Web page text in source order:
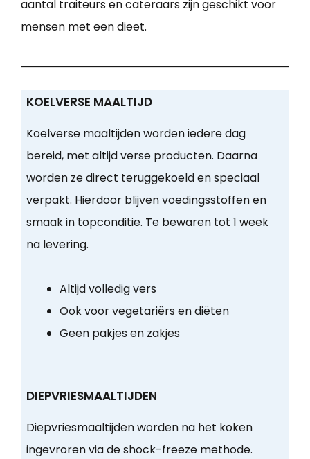
aantal traiteurs en cateraars zijn geschikt voor
mensen met een dieet.
KOELVERSE MAALTIJD
Koelverse maaltijden worden iedere dag
bereid, met altijd verse producten. Daarna
worden ze direct teruggekoeld en speciaal
verpakt. Hierdoor blijven voedingsstoffen en
smaak in topconditie. Te bewaren tot 1 week
na levering.
Altijd volledig vers
Ook voor vegetariërs en diëten
Geen pakjes en zakjes
DIEPVRIESMAALTIJDEN
Diepvriesmaaltijden worden na het koken
ingevroren via de shock-freeze methode.